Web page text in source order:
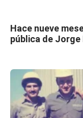
Hace nueve
pública de Jorge